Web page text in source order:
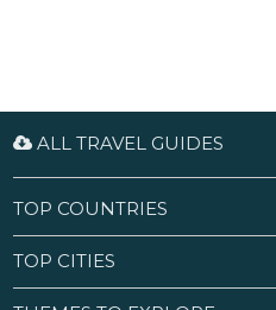
ALL TRAVEL GUIDES
TOP COUNTRIES
TOP CITIES